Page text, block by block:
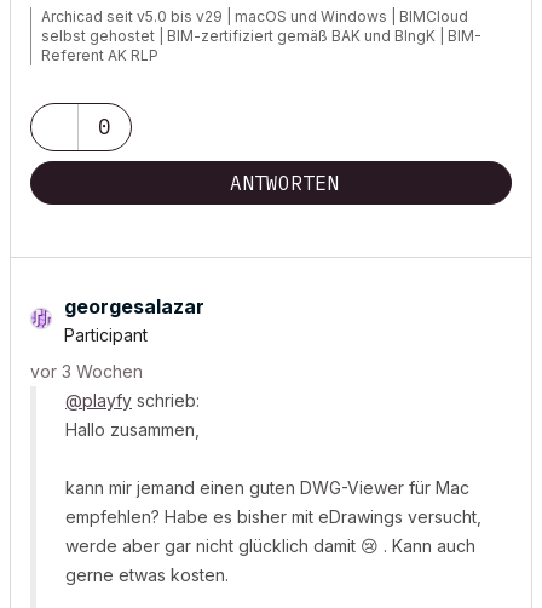
Archicad seit v5.0 bis v29 | macOS und Windows | BIMCloud
selbst gehostet | BIM-zertifiziert gemäß BAK und BIngK | BIM-
Referent AK RLP
0
ANTWORTEN
georgesalazar
Participant
vor 3 Wochen
@playfy schrieb:
Hallo zusammen,
kann mir jemand einen guten DWG-Viewer für Mac
empfehlen? Habe es bisher mit eDrawings versucht,
werde aber gar nicht glücklich damit 😢 . Kann auch
gerne etwas kosten.